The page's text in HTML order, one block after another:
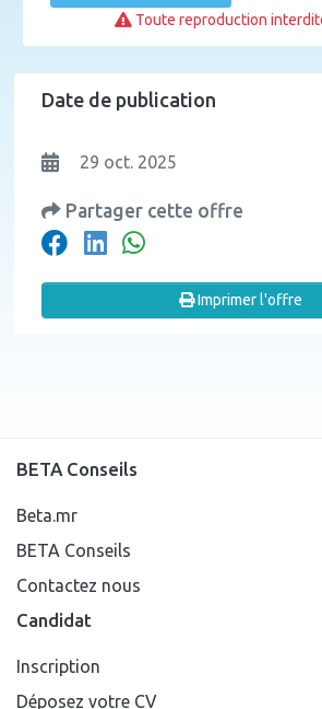
Toute reproduction
Date de publication
29 oct. 2025
Partager cette offre
Imprimer l'offre
BETA Conseils
Beta.mr
BETA Conseils
Contactez nous
Candidat
Inscription
Déposez votre CV